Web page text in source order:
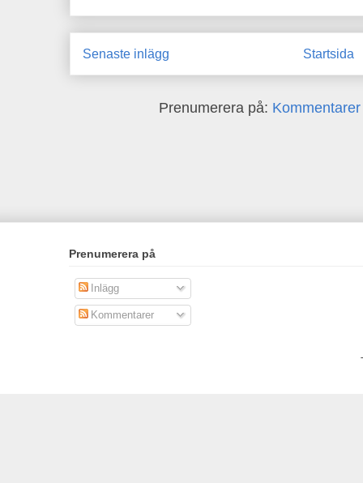
Senaste inlägg Startsida
Prenumerera på:
Prenumerera på
Inlägg
Kommentarer